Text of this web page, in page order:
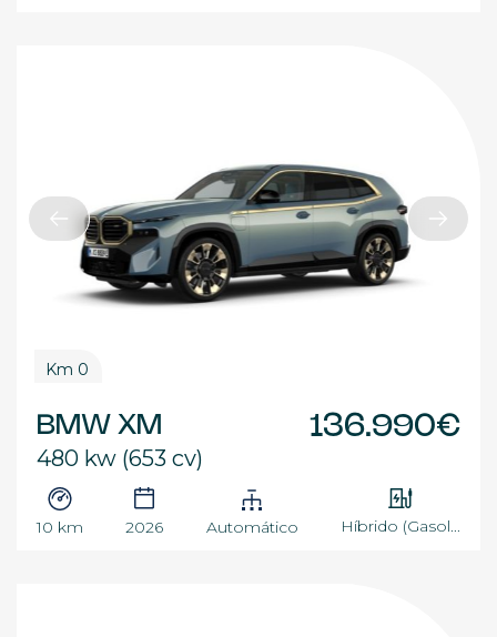
Km 0
BMW XM
480 kw (653 cv)
136.990€
10 km 2026 Automático Híbrido (Gasol...